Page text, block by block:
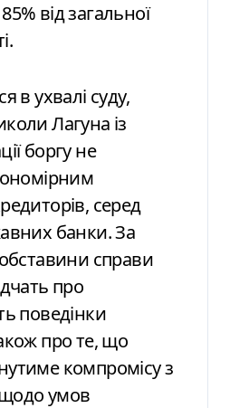
від загальної
в ухвалі суду,
Лагуна із
боргу не
серед
банки. За
справи
про
поведінки
про те, що
компромісу з
умов